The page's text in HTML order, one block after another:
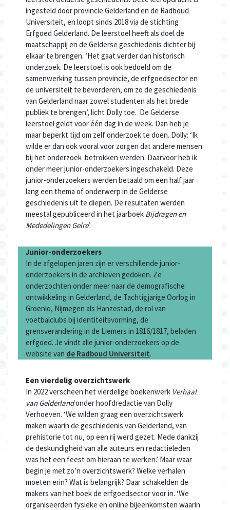
ingesteld door provincie Gelderland en de Radboud
Universiteit, en loopt sinds 2018 via de stichting
Erfgoed Gelderland. De leerstoel heeft als doel de
maatschappij en de Gelderse geschiedenis dichter bij
elkaar te brengen. ‘Het gaat verder dan historisch
onderzoek. De leerstoel is ook bedoeld om de
samenwerking tussen provincie, de erfgoedsector en
de universiteit te bevorderen, om zo de geschiedenis
van Gelderland naar zowel studenten als het brede
publiek te brengen’, licht Dolly toe. De Gelderse
leerstoel geldt voor één dag in de week. Dan heb je
maar beperkt tijd om zelf onderzoek te doen. Dolly: ‘Ik
wilde er dan ook vooral voor zorgen dat andere mensen
bij het onderzoek betrokken werden. Daarvoor heb ik
onder meer junior-onderzoekers ingeschakeld. Deze
junior-onderzoekers werden betaald om een half jaar
lang een thema of onderwerp in de Gelderse
geschiedenis uit te diepen. De resultaten werden
meestal gepubliceerd in het jaarboek Bijdragen en
Mededelingen Gelre.’
Junior-onderzoekers
In de afgelopen jaren zijn er verschillende junior-
onderzoekers in de archieven gedoken. Ze
onderzochten onder meer naar de demografische
ontwikkeling in Gelderland, de Tachtigjarige Oorlog in
Groenlo, Nijmegen als Hanzestad, de rol van
voetbalclubs bij identiteitsvorming, de
grensverandering in de Liemers in 1816/1817, beladen
erfgoed. Je vindt alle junior-onderzoekers op de
website van de Radboud Universiteit.
Een vierdelig overzichtswerk
In 2022 verscheen het vierdelige boekenwerk Verhaal
van Gelderlandonder hoofdredactie van Dolly
Verhoeven. ‘We wilden graag een overzichtswerk
maken waarin de geschiedenis van Gelderland, van
prehistorie tot nu, op een rij werd gezet. Mede dankzij
de deskundigheid van alle auteurs en redactieleden
was het een feest om hieraan te werken.’ Maar waar
begin je met zo’n overzichtswerk? Welke verhalen
moeten erin? Wat is belangrijk? Daar schakelden de
makers van het boek de erfgoedsector voor in. ‘We
organiseerden fysieke en online bijeenkomsten waarin